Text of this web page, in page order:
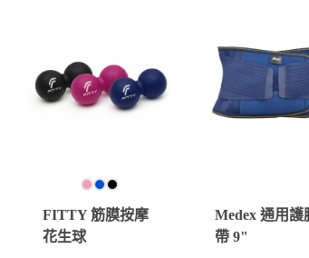
FITTY 筋膜按摩
花生球
Medex 通用護
帶 9"